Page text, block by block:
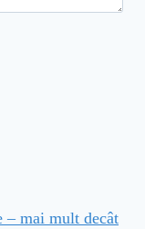
– mai mult decât